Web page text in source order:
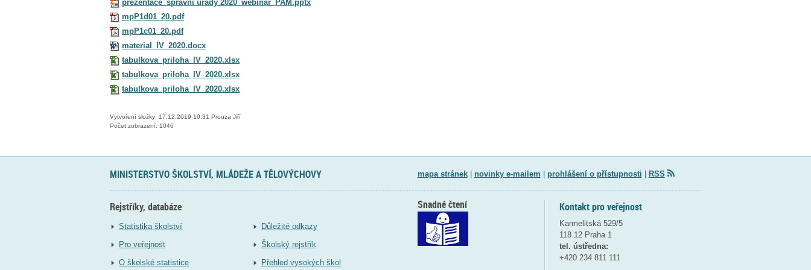
prezentace_správní úřady 2020_webinář_PAM.pptx
mpP1d01_20.pdf
mpP1c01_20.pdf
material_IV_2020.docx
tabulkova_priloha_IV_2020.xlsx
tabulkova_priloha_IV_2020.xlsx
tabulkova_priloha_IV_2020.xlsx
Vytvoření složky: 17.12.2019 10:31 Prouza Jiří
Počet zobrazení: 1046
MINISTERSTVO ŠKOLSTVÍ, MLÁDEŽE A TĚLOVÝCHOVY mapa stránek| novinky e-mailem prohlášení o přístupnosti RSS
Rejstříky, databáze
Statistika školství
Pro veřejnost
O školské statistice
Důležité odkazy
Školský rejstřík
Přehled vysokých škol
Kontakt pro veřejnost
Karmelitská 529/5
118 12 Praha 1
tel. ústředna:
+420 234 811 111
Snadné čtení